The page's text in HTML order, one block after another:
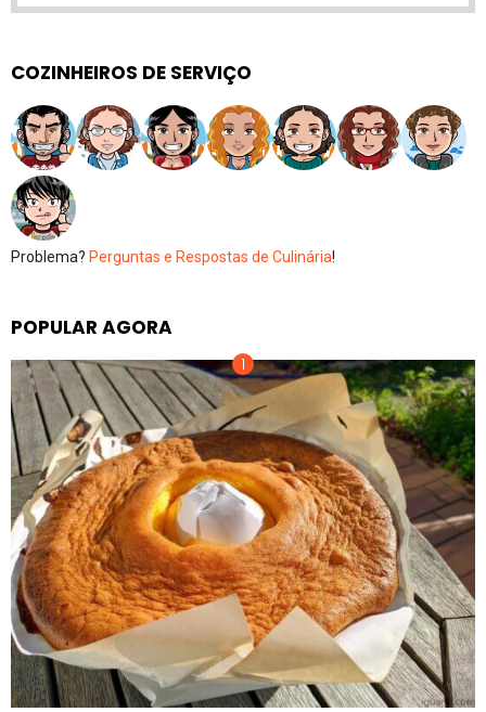
COZINHEIROS DE SERVIÇO
Problema? Perguntas e Respostas de Culinária!
POPULAR AGORA